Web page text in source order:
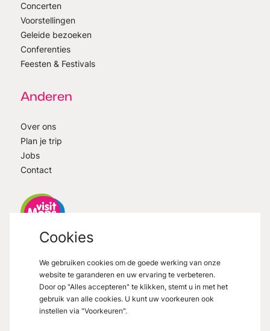
Concerten
Voorstellingen
Geleide bezoeken
Conferenties
Feesten & Festivals
Anderen
Over ons
Plan je trip
Jobs
Contact
Grand Place 27, 7000 Mons
Cookies
We gebruiken cookies om de goede werking van onze
website te garanderen en uw ervaring te verbeteren.
Door op "Alles accepteren" te klikken, stemt u in met het
gebruik van alle cookies. U kunt uw voorkeuren ook
instellen via "Voorkeuren".